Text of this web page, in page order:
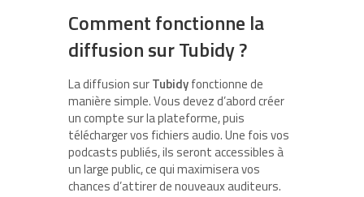
Comment fonctionne la
diffusion sur Tubidy ?
La diffusion surTubidyfonctionne de
manière simple. Vous devez d’abord créer
un compte sur la plateforme, puis
télécharger vos fichiers audio. Une fois vos
podcasts publiés, ils seront accessibles à
un large public, ce qui maximisera vos
chances d’attirer de nouveaux auditeurs.